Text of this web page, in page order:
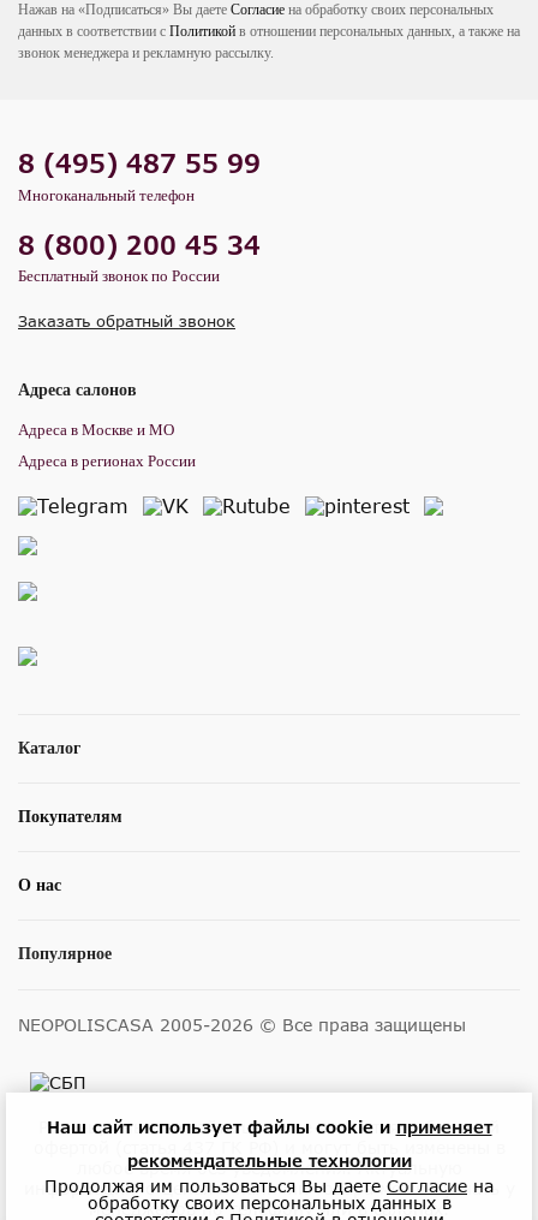
Нажав на «Подписаться» Вы даете Согласие на обработку своих персональных
данных в соответствии с Политикой в отношении персональных данных, а также на
звонок менеджера и рекламную рассылку.
Каталог
Покупателям
О нас
Популярное
8 (495) 487 55 99
Многоканальный телефон
8 (800) 200 45 34
Бесплатный звонок по России
Заказать обратный звонок
Адреса салонов
Адреса в Москве и МО
Адреса в регионах России
NEOPOLISCASA 2005-2026 © Все права защищены
Размещенные на сайте цены не являются публичной
любое время без уведомления. Актуальную
информацию о ценах и наличии товара можно узнать у
менеджеров по телефону или в салонах.
Наш сайт использует файлы cookie и применяет
рекомендательные технологии
Продолжая им пользоваться Вы даете Согласие на
обработку своих персональных данных в